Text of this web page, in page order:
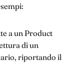
a un Product
di un
riportando il